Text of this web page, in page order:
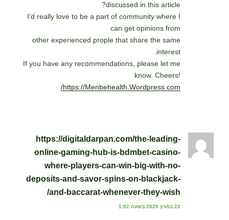
discussed in this article?
I'd really love to be a part of community where I
can get opinions from
other experienced prople that share the same
interest.
If you have any recommendations, please let me
know. Cheers!
https://Menbehealth.Wordpress.com/
https://digitaldarpan.com/the-leading-
online-gaming-hub-is-bdmbet-casino-
where-players-can-win-big-with-no-
deposits-and-savor-spins-on-blackjack-
and-baccarat-whenever-they-wish/
22 במרץ 2025 בשעה 1:02